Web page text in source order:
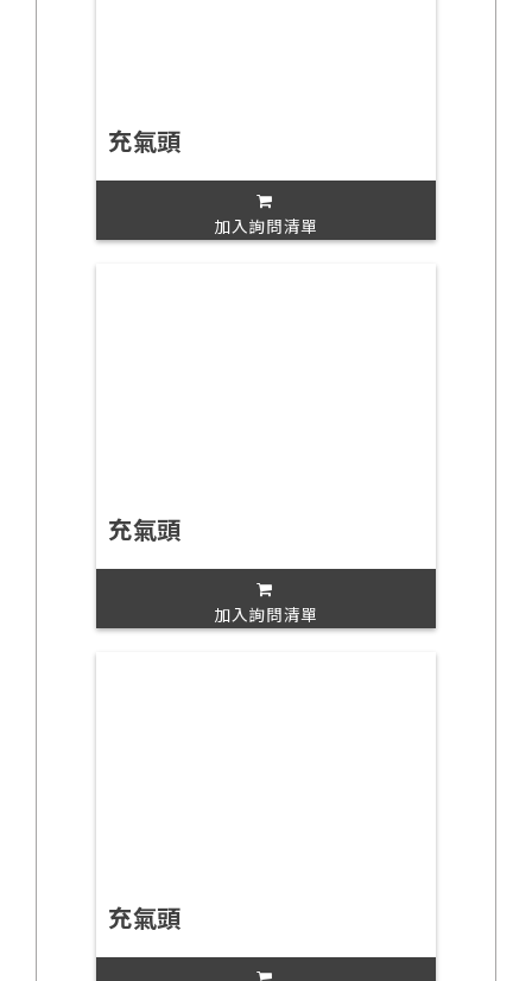
充氣頭
加入詢問清單
充氣頭
加入詢問清單
充氣頭